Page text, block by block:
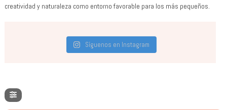
creatividad y naturaleza como entorno favorable para los más pequeños.
Síguenos en Instagram